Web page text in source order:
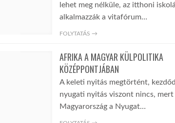
lehet meg nélküle, az itthoni
alkalmazzák a vitafórum…
FOLYTATÁS →
AFRIKA A MAGYAR KÜLPOLITIKA
KÖZÉPPONTJÁBAN
A keleti nyitás megtörtént,
nyugati nyitás viszont nincs, mert
Magyarország a Nyugat…